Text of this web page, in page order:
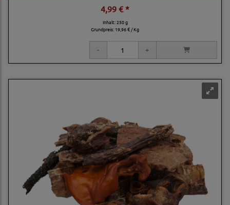
4,99 € *
Inhalt: 250 g
Grundpreis: 19,96 € / Kg